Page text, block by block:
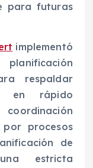
para futuras
implementó
respaldar
en rápido
procesos
de
estricta